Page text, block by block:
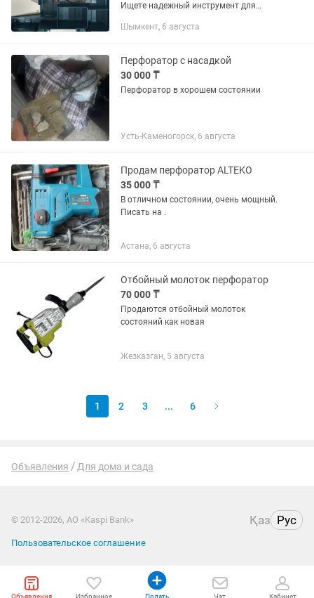
Ищете надежный инструмент для
Аккумуляторный перфоратор Bosch
Шымкент, 6 августа
Перфоратор с насадкой
30 000 ₸
Перфоратор в хорошем состоянии
Усть-Каменогорск, 6 августа
Продам перфоратор АLTEKO
35 000 ₸
В отличном состоянии, очень мощный.
Писать на .
Астана, 6 августа
Отбойный молоток перфоратор
70 000 ₸
Продаются отбойный молоток
состояний как новая
Жезказган, 5 августа
1 2 3 ... 6
Объявления Для дома и сада
© 2012-2026, АО «Kaspi Bank» Қаз Рус
Пользовательское соглашение
Объявления Избранное Подать Чат Кабинет